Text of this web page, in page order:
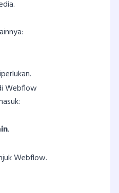
Webflow
.
Webflow.